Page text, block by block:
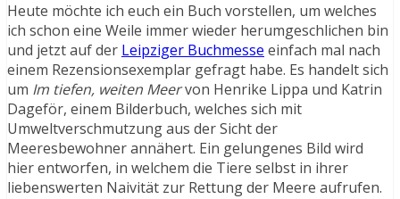
Heute möchte ich euch ein Buch vorstellen, um welches
ich schon eine Weile immer wieder herumgeschlichen bin
und jetzt auf der Leipziger Buchmesse einfach mal nach
einem Rezensionsexemplar gefragt habe. Es handelt sich
um Im tiefen, weiten Meervon Henrike Lippa und Katrin
Dageför, einem Bilderbuch, welches sich mit
Umweltverschmutzung aus der Sicht der
Meeresbewohner annähert. Ein gelungenes Bild wird
hier entworfen, in welchem die Tiere selbst in ihrer
liebenswerten Naivität zur Rettung der Meere aufrufen.